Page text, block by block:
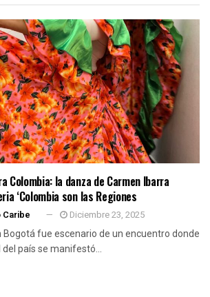
Colombia: la danza de Carmen Ibarra
‘Colombia son las Regiones
Caribe Diciembre 23, 2025
Bogotá fue escenario de un encuentro donde
país se manifestó...